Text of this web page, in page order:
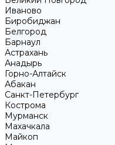
Иваново
Биробиджан
Белгород
Барнаул
Астрахань
Анадырь
Горно-Алтайск
Абакан
Санкт-Петербург
Кострома
Мурманск
Махачкала
Майкоп